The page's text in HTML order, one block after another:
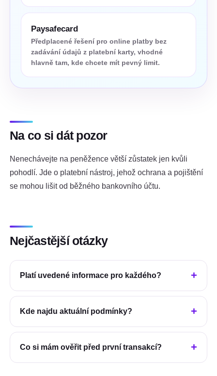
Paysafecard
Předplacené řešení pro online platby bez
zadávání údajů z platební karty, vhodné
hlavně tam, kde chcete mít pevný limit.
Na co si dát pozor
Nenechávejte na peněžence větší zůstatek jen kvůli
pohodlí. Jde o platební nástroj, jehož ochrana a pojištění
se mohou lišit od běžného bankovního účtu.
Nejčastější otázky
Platí uvedené informace pro každého?
Kde najdu aktuální podmínky?
Co si mám ověřit před první transakcí?